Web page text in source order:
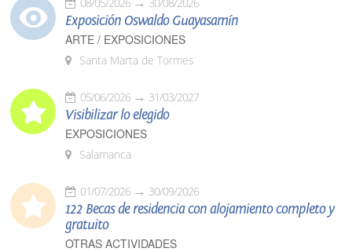
Exposición Oswaldo Guayasamín
ARTE / EXPOSICIONES
Santa Marta de Tormes
05/06/2026 31/03/2027
Visibilizar lo elegido
EXPOSICIONES
Salamanca
01/07/2026 30/09/2026
122 Becas de residencia con alojamiento completo y
gratuito
OTRAS ACTIVIDADES